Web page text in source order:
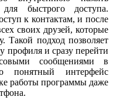
быстрого доступа.
к контактам, и после
своих друзей, которые
Такой подход позволяет
профиля и сразу перейти
сообщениями в
понятный интерфейс
работы программы даже